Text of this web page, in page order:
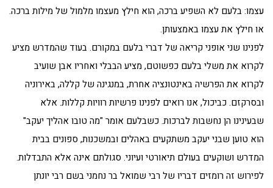
עצמו: בלעם לא השפיע ברכה, הוא חילץ מעצמו מלמול של מילות ברכה.
או חילץ את עצמו באמצעותן.
לפנינו שני אופני קריאה של דברי בלעם במקורם. בעוד שהמדרש מציע
לקרוא את משלי בלעם כפשוטם, מציע הבבלי ואחריו אבן שועיב
לקרוא את הפרשיה באינטונציה אחרת, במנגינה של קללה, באירוניה
ובסרקזם. כביכול, אנו רואים לפנינו פרשיות רוויות קללות. אלא
שבעינינו הן נחשבות לברכות. כשבלעם אומר "מה טובו אהליך יעקב"
הוא טוען שבני יעקב משתקעים באהלים ובמשכנות, ספונים בבית
המדרש ושוקעים בעולם תיאורטי ועיוני. סגולתם אינה אלא התבדלות.
לפירוש זה רומזים דבריו של רבי שמואל בר נחמני בשם רבי יונתן